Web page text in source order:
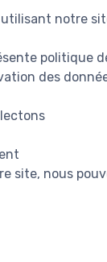
notre
politique
des
site, nous